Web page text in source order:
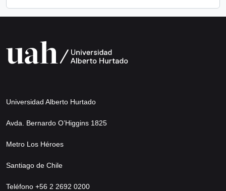
Universidad Alberto Hurtado
Avda. Bernardo O’Higgins 1825
Metro Los Héroes
Santiago de Chile
Teléfono +56 2 2692 0200